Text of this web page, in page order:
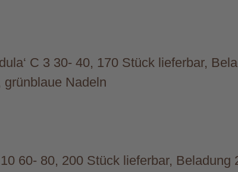
C 3 30- 40, 170 Stück lieferbar,
Nadeln
60- 80, 200 Stück lieferbar, Beladung